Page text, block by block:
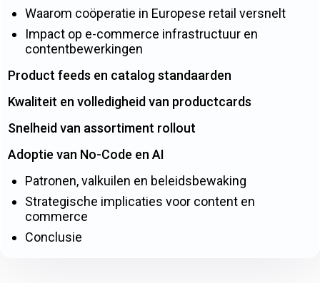
Waarom coöperatie in Europese retail versnelt
Impact op e-commerce infrastructuur en
contentbewerkingen
Product feeds en catalog standaarden
Kwaliteit en volledigheid van productcards
Snelheid van assortiment rollout
Adoptie van No-Code en AI
Patronen, valkuilen en beleidsbewaking
Strategische implicaties voor content en
commerce
Conclusie